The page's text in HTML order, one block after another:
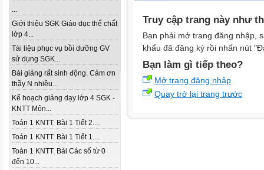
...
Giới thiệu SGK Giáo dục thể chất
lớp 4...
Tài liệu phục vụ bồi dưỡng GV
sử dụng SGK...
Bài giảng rất sinh động. Cảm ơn
thầy N nhiều...
Kế hoạch giảng dạy lớp 4 SGK -
KNTT Môn...
Toán 1 KNTT. Bài 1 Tiết 2....
Toán 1 KNTT. Bài 1 Tiết 1....
Toán 1 KNTT. Bài Các số từ 0
đến 10...
Truy cập trang này như
Bạn phải mở trang đăng nhập,
khẩu đã đăng ký rồi nhấn nút
Bạn làm gì tiếp theo?
Mở trang đăng nhập
Quay trở lại trang trước